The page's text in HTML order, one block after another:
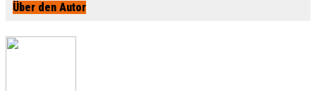
Über den Autor